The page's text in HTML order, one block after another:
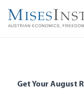
main
Get Your August